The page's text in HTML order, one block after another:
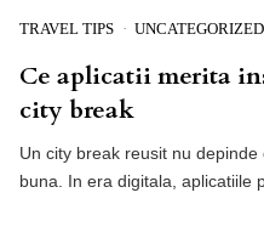
TRAVEL TIPS UNCATEGORIZED
Ce aplicatii merita
city break
Un city break reusit nu
buna. In era digitala, aplicatiile